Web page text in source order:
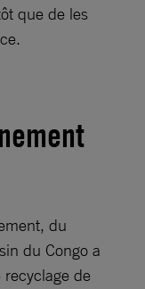
que de les
du
du Congo a
recyclage de